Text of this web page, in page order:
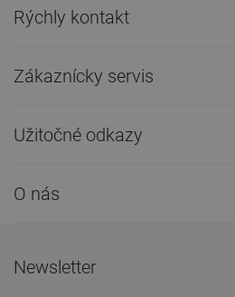
Rýchly kontakt
Zákaznícky servis
Užitočné odkazy
O nás
Newsletter